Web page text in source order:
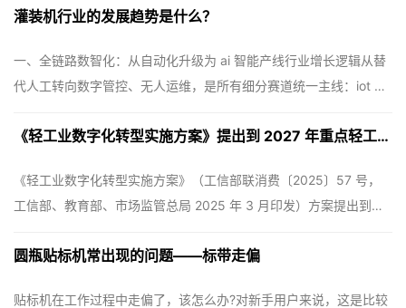
灌装机行业的发展趋势是什么？
一、全链路数智化：从自动化升级为 ai 智能产线行业增长逻辑从替
代人工转向数字管控、无人运维，是所有细分赛道统一主线：iot 工
差、灭菌温度、设备负载实时上云，对接工厂 mes/erp，实现生产《轻工业数字化转型实施方案》提出到 2027 年重点轻工企业关键工序数控化率达 75% 左右，…
《轻工业数字化转型实施方案》（工信部联消费〔2025〕57 号，
工信部、教育部、市场监管总局 2025 年 3 月印发）方案提出到
下游产业链智能化升级，重点发展高速智能灌装、无菌包装…
圆瓶贴标机常出现的问题——标带走偏
贴标机在工作过程中走偏了，该怎么办?对新手用户来说，这是比较